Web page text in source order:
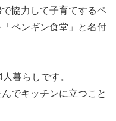
協力して子育てするペ
ペンギン食堂」と名付
暮らしです。
でキッチンに立つこと